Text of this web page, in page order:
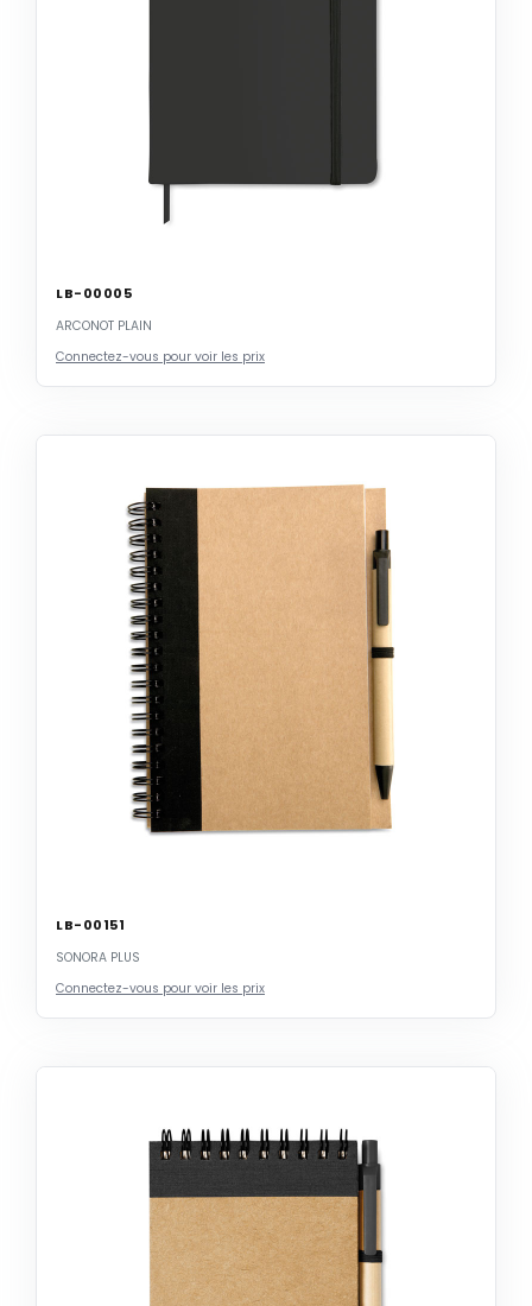
LB-00005
ARCONOT PLAIN
Connectez-vous pour voir les prix
LB-00151
SONORA PLUS
Connectez-vous pour voir les prix